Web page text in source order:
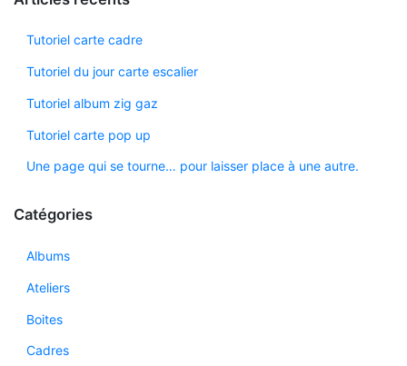
Tutoriel carte cadre
Tutoriel du jour carte escalier
Tutoriel album zig gaz
Tutoriel carte pop up
Une page qui se tourne… pour laisser place à une autre.
Catégories
Albums
Ateliers
Boites
Cadres